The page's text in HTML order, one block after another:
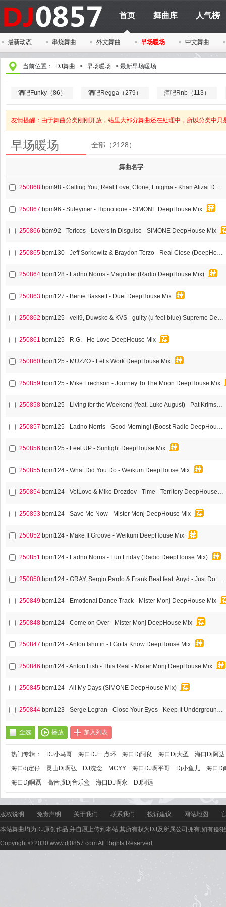
首页 舞曲库 人气榜
最新动态 串烧舞曲 外文舞曲 早场暖场 中文舞曲
当前位置： DJ舞曲 > 早场暖场 > 最新早场暖场
酒吧Funky（86） 酒吧Regga（279） 酒吧Rnb（113）
友情提醒：由于舞曲分类刚刚开放，站里大部分舞曲还在处理中，所以分类中只
早场暖场 全部（2128）
舞曲名字
250868 bpm98 - Calling You, Real Love, Clone, Enigma - Khan Alizai DeepHouse Mix
250867 bpm96 - Suleymer - Hipnotique - SIMONE DeepHouse Mix
250866 bpm92 - Toricos - Lovers In Disguise - SIMONE DeepHouse Mix
250865 bpm130 - Jeff Sorkowitz & Braydon Terzo - Real Close (DeepHouse Mix)
250864 bpm128 - Ladno Norris - Magnifier (Radio DeepHouse Mix)
250863 bpm127 - Bertie Bassett - Duet DeepHouse Mix
250862 bpm125 - veil9, Duwsko & KVS - guilty (u feel blue) Supreme DeepHouse Mix
250861 bpm125 - R.G. - He Love DeepHouse Mix
250860 bpm125 - MUZZO - Let s Work DeepHouse Mix
250859 bpm125 - Mike Frechson - Journey To The Moon DeepHouse Mix
250858 bpm125 - Living for the Weekend (feat. Luke August) - Pat Krimso DeepHouse Mix
250857 bpm125 - Ladno Norris - Good Morning! (Boost Radio DeepHouse Mix)
250856 bpm125 - Feel UP - Sunlight DeepHouse Mix
250855 bpm124 - What Did You Do - Weikum DeepHouse Mix
250854 bpm124 - VetLove & Mike Drozdov - Time - Territory DeepHouse Mix
250853 bpm124 - Save Me Now - Mister Monj DeepHouse Mix
250852 bpm124 - Make It Groove - Weikum DeepHouse Mix
250851 bpm124 - Ladno Norris - Fun Friday (Radio DeepHouse Mix)
250850 bpm124 - GRAY, Sergio Pardo & Frank Beat feat. Anyd - Just Do It DeepHouse Mix
250849 bpm124 - Emotional Dance Track - Mister Monj DeepHouse Mix
250848 bpm124 - Come on Over - Mister Monj DeepHouse Mix
250847 bpm124 - Anton Ishutin - I Gotta Know DeepHouse Mix
250846 bpm124 - Anton Fish - This Real - Mister Monj DeepHouse Mix
250845 bpm124 - All My Days (SIMONE DeepHouse Mix)
250844 bpm123 - Serge Legran - Close Your Eyes - Keep It Underground DeepHouse Mix
全选 播放 加入列表
热门专辑： DJ小马哥 海口DJ一点环 海口Dj阿良 海口Dj大圣
海口Dj阿达
海口dj定仔
灵山Dj啊弘 DJ沈念 MCYY 海口DJ啊平哥 Dj小鱼儿
海口Dj
海口Dj啊磊
高音质Dj音乐盒 海口DJ啊永 DJ阿远
版权说明 免责声明 关于我们 联系我们 投诉建议 网站地图
本站舞曲均为DJ原创作品,并自愿上传到本站,其所有权为DJ及所属公司拥有,如有侵
Copyright © 2030 www.dj0857.com All Rights Reserved